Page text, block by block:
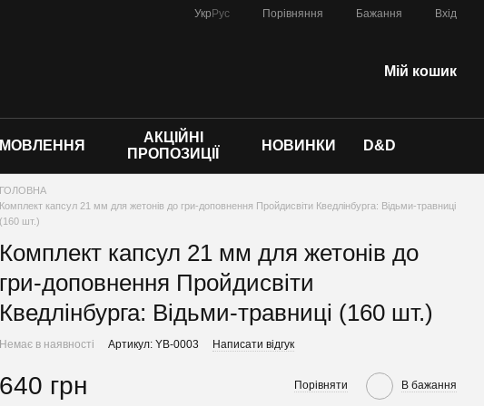
Укр Рус Порівняння Бажання Вхід
Мій кошик
АКЦІЙНІ
ПРОПОЗИЦІЇ
НОВИНКИ D&D
ГОЛОВНА
Комплект капсул 21 мм для жетонів до гри-доповнення Пройдисвіти Кведлінбурга: Відьми-травниці
(160 шт.)
Комплект капсул 21 мм для жетонів до
гри-доповнення Пройдисвіти
Кведлінбурга: Відьми-травниці (160 шт.)
Немає в наявності Артикул: YB-0003 Написати відгук
640 грн Порівняти В бажання